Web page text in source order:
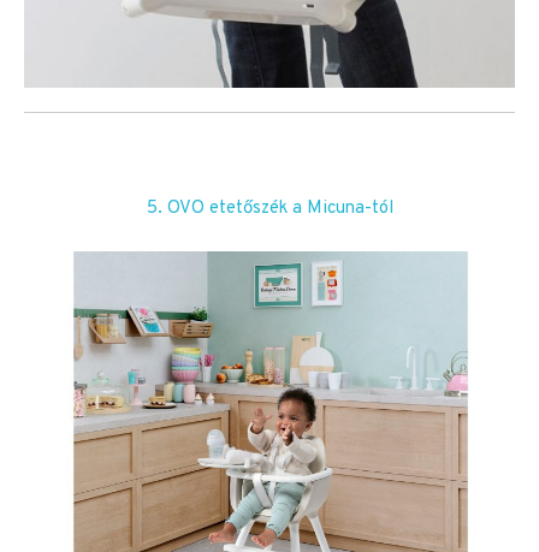
5. OVO etetőszék a Micuna-tól